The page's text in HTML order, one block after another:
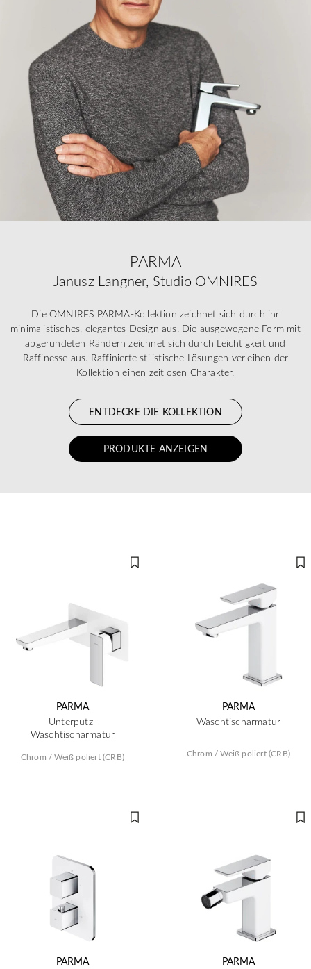
PARMA
Janusz Langner, Studio OMNIRES
Die OMNIRES PARMA-Kollektion zeichnet sich durch ihr
minimalistisches, elegantes Design aus. Die ausgewogene Form mit
abgerundeten Rändern zeichnet sich durch Leichtigkeit und
Raffinesse aus. Raffinierte stilistische Lösungen verleihen der
Kollektion einen zeitlosen Charakter.
ENTDECKE DIE KOLLEKTION
PRODUKTE ANZEIGEN
PARMA
Unterputz-
Waschtischarmatur
Chrom / Weiß poliert (CRB)
PARMA
Waschtischarmatur
Chrom / Weiß poliert (CRB)
PARMA
PARMA